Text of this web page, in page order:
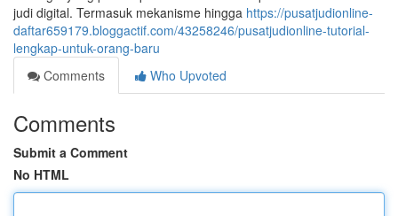
judi digital. Termasuk mekanisme hingga https://pusatjudionline-
daftar659179.bloggactif.com/43258246/pusatjudionline-tutorial-
lengkap-untuk-orang-baru
Comments
Who Upvoted
Comments
Submit a Comment
No HTML